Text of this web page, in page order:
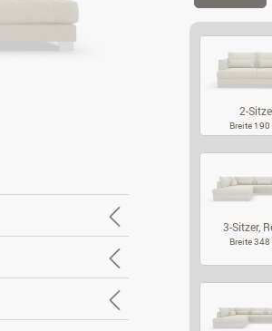
2-
Breite 190
3-Sitzer,
Breite 348
3-